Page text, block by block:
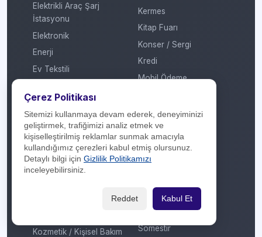
Elektrikli Araç Şarj
İstasyonu
Elektronik
Enerji
Ev Tekstili
Giyim / Tekstil
Havayolu / Havalimanı
Isıtma / Soğutma
İletişim Operatörü
Kafe / Restoran / Fast
Kozmetik / Kişisel Bakım
Kermes
Kitap Fuarı
Konser / Sergi
Kredi
Mobil Ödeme
Otomatik Ödeme
Öğretmenler Günü
Puan
Ramazan
Sosyal Medya
Sosyal Sorumluluk
Sömestir
Çerez Politikası
Sitemizi kullanmaya devam ederek, deneyiminizi
geliştirmek, trafiğimizi analiz etmek ve
kişiselleştirilmiş reklamlar sunmak amacıyla
kullandığımız çerezleri kabul etmiş olursunuz.
Detaylı bilgi için Gizlilik Politikamızı
inceleyebilirsiniz.
Reddet Kabul Et